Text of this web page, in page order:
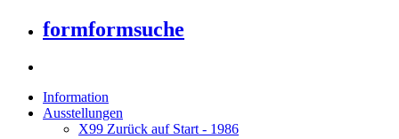
formformsuche
Information
Ausstellungen
X99 Zurück auf Start - 1986